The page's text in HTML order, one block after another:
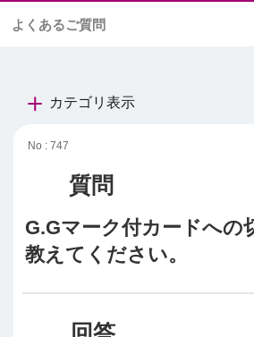
よくあるご質問
カテゴリ表示
No : 747
G.Gマーク付カードへの
教えてください。